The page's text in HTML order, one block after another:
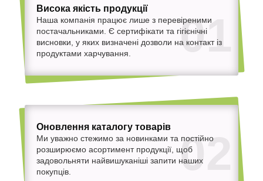
01
Висока якість продукції
Наша компанія працює лише з перевіреними
постачальниками. Є сертифікати та гігієнічні
висновки, у яких визначені дозволи на контакт із
продуктами харчування.
02
Оновлення каталогу товарів
Ми уважно стежимо за новинками та постійно
розширюємо асортимент продукції, щоб
задовольняти найвишуканіші запити наших
покупців.